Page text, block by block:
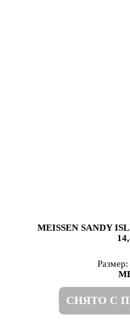
MEISSEN SANDY
Размер:
СНЯТО С